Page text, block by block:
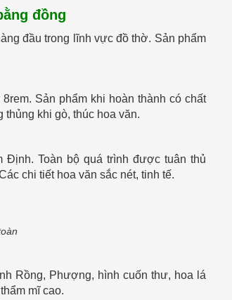
đồng
đầu trong lĩnh vực đồ thờ. Sản phẩm
Sản phẩm khi hoàn thành có chất
thủng khi gò, thúc hoa văn.
Định. Toàn bộ quá trình được tuân thủ
chi tiết hoa văn sắc nét, tinh tế.
Rồng, Phượng, hình cuốn thư, hoa lá
mĩ cao.